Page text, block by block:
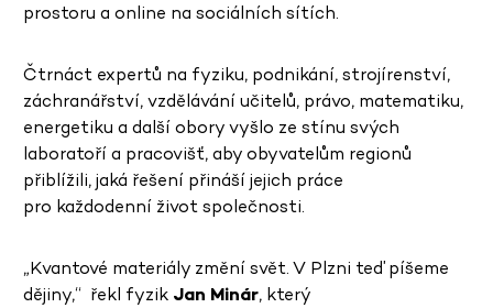
prostoru a online na sociálních sítích.
Čtrnáct expertů na fyziku, podnikání, strojírenství,
záchranářství, vzdělávání učitelů, právo, matematiku,
energetiku a další obory vyšlo ze stínu svých
laboratoří a pracovišť, aby obyvatelům regionů
přiblížili, jaká řešení přináší jejich práce
pro každodenní život společnosti.
„Kvantové materiály změní svět. V Plzni teď píšeme
dějiny,“ řekl fyzik Jan Minár, který